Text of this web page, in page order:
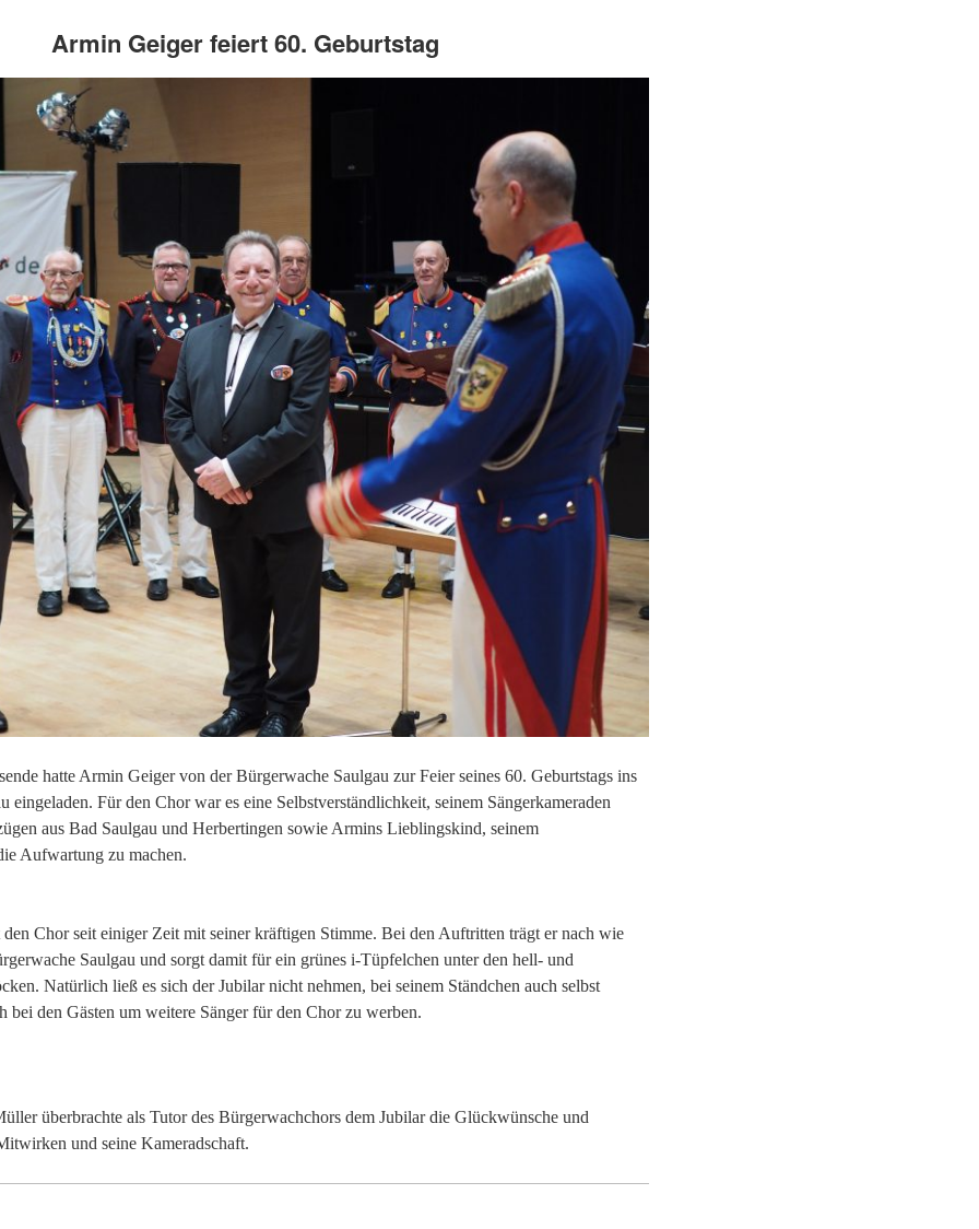
Armin Geiger feiert 60. Geburtstag
hatte Armin Geiger von der Bürgerwache Saulgau zur Feier seines 60. Geburtstags ins
eingeladen. Für den Chor war es eine Selbstverständlichkeit, seinem Sängerkameraden
aus Bad Saulgau und Herbertingen sowie Armins Lieblingskind, seinem
Aufwartung zu machen.
Chor seit einiger Zeit mit seiner kräftigen Stimme. Bei den Auftritten trägt er nach wie
Saulgau und sorgt damit für ein grünes i-Tüpfelchen unter den hell- und
Natürlich ließ es sich der Jubilar nicht nehmen, bei seinem Ständchen auch selbst
bei den Gästen um weitere Sänger für den Chor zu werben.
überbrachte als Tutor des Bürgerwachchors dem Jubilar die Glückwünsche und
und seine Kameradschaft.